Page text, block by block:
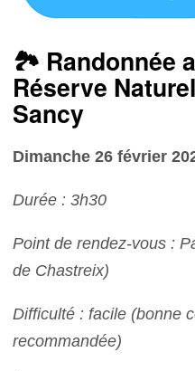
🏞 Randonnée
Réserve
Sancy
Dimanche 26 février
Durée : 3h30
Point de rendez-vous :
de Chastreix)
Difficulté : facile (bonne
recommandée)